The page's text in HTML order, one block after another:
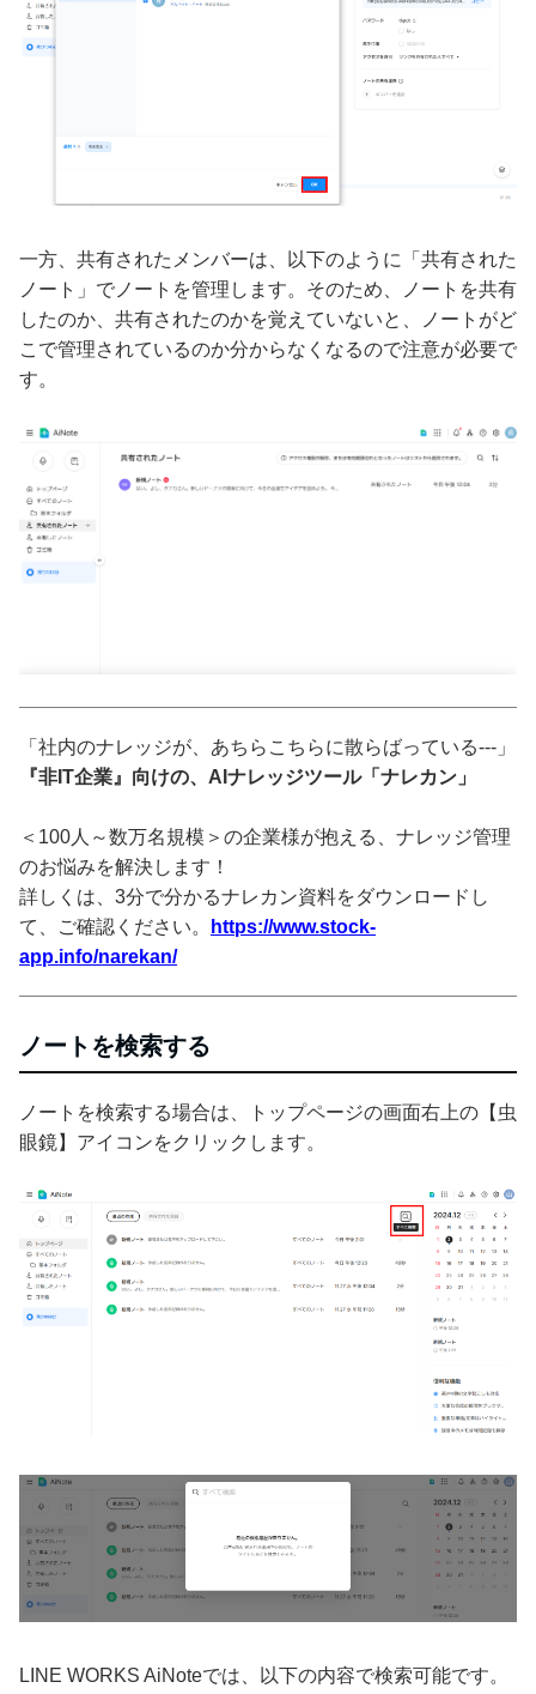
一方、共有されたメンバーは、以下のように「共有された
ノート」でノートを管理します。そのため、ノートを共有
したのか、共有されたのかを覚えていないと、ノートがど
こで管理されているのか分からなくなるので注意が必要で
す。
「社内のナレッジが、あちらこちらに散らばっている---」
『非IT企業』向けの、AIナレッジツール「ナレカン」
＜100人～数万名規模＞の企業様が抱える、ナレッジ管理
のお悩みを解決します！
詳しくは、3分で分かるナレカン資料をダウンロードし
て、ご確認ください。
https://www.stock-
app.info/narekan/
ノートを検索する
ノートを検索する場合は、トップページの画面右上の【虫
眼鏡】アイコンをクリックします。
LINE WORKS AiNoteでは、以下の内容で検索可能です。